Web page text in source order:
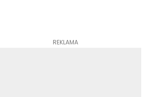
REKLAMA